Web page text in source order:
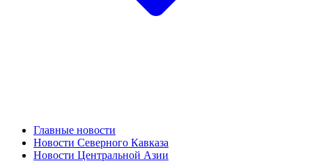
Главные новости
Новости Северного Кавказа
Новости Центральной Азии